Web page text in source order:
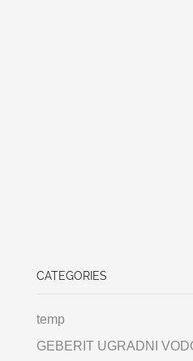
CATEGORIES
temp
GEBERIT UGRADNI